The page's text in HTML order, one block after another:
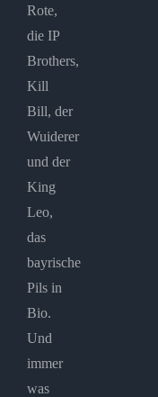
Rote,
die IP
Brothers,
Kill
Bill, der
Wuiderer
und der
King
Leo,
das
bayrische
Pils in
Bio.
Und
immer
was